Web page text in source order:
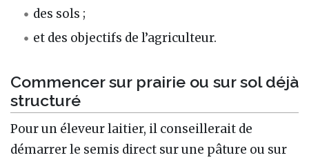
des sols ;
et des objectifs de l’agriculteur.
Commencer sur prairie ou sur sol déjà
structuré
Pour un éleveur laitier, il conseillerait de
démarrer le semis direct sur une pâture ou sur